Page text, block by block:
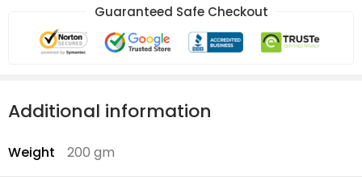
Guaranteed Safe Checkout
Additional information
Weight 200 gm